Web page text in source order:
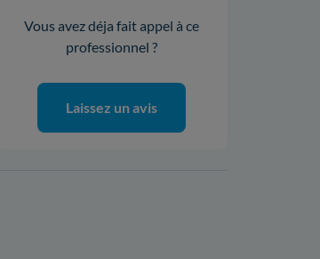
Vous avez déja fait appel à ce
professionnel ?
Laissez un avis